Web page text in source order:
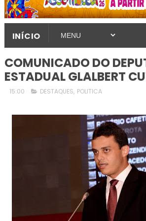
INÍCIO
COMUNICADO DO
ESTADUAL GLALBERT
15:00 DESTAQUES, POLITICA